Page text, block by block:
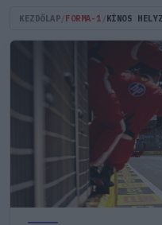
KEZDŐLAP FORMA-1